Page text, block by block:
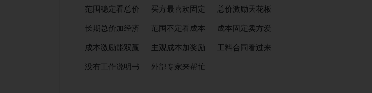
范围稳定看总价 买方最喜欢固定 总价激励天花板
长期总价加经济 范围不定看成本 成本固定卖方爱
成本激励能双赢 主观成本加奖励 工料合同看过来
没有工作说明书 外部专家来帮忙